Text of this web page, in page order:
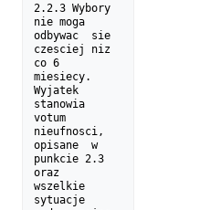
2.2.3 Wybory
nie moga
odbywac  sie
czesciej niz
co 6
miesiecy.
Wyjatek
stanowia
votum
nieufnosci,
opisane  w
punkcie 2.3
oraz
wszelkie
sytuacje